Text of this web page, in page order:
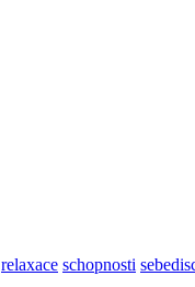
relaxace schopnosti